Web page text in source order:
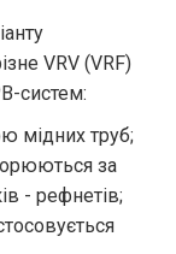
VRV (VRF)
систем:
мідних труб;
за
- рефнетів;